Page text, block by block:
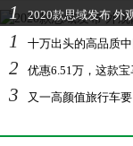
1 2020款思域发布 外
1 十万出头的高品质
2 优惠6.51万，这款宝
3 又一高颜值旅行车要